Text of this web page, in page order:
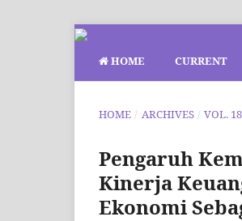
HOME CURRENT
HOME / ARCHIVES / VOL.
Pengaruh
Kinerja
Ekonomi